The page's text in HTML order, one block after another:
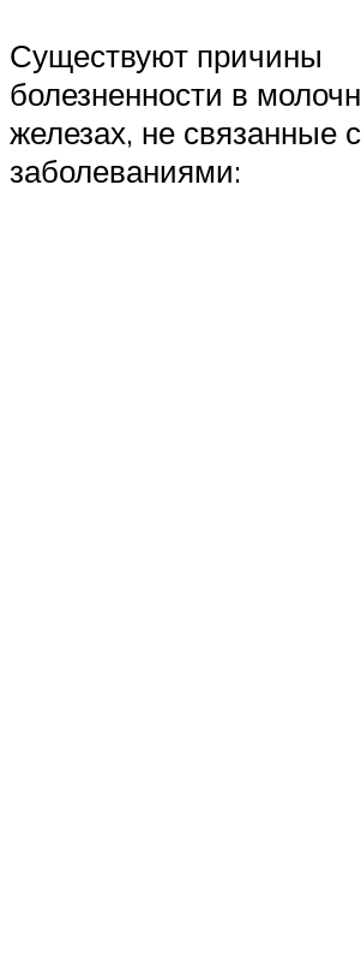
Существуют причины
болезненности в
железах, не связанные
заболеваниями: